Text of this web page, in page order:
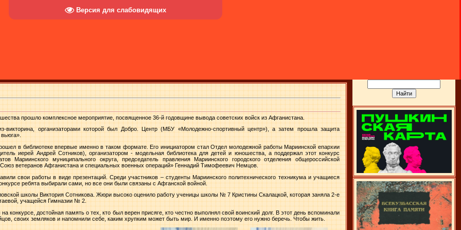
Версия для слабовидящих
прошло комплексное мероприятие, посвященное 36-й годовщине вывода советских войск из Афганистана.
викторина, организаторами которой был Добро. Центр (МБУ «Молодежно-спортивный центр»), а затем прошла защита
в библиотеке впервые именно в таком формате. Его инициатором стал Отдел молодежной работы Мариинской епархии
иерей Андрей Сотников), организатором - модельная библиотека для детей и юношества, а поддержал этот конкурс
Мариинского муниципального округа, председатель правления Мариинского городского отделения общероссийской
ветеранов Афганистана и специальных военных операций» Геннадий Тимофеевич Немцов.
свои работы в виде презентаций. Среди участников – студенты Мариинского политехнического техникума и учащиеся
ребята выбирали сами, но все они были связаны с Афганской войной.
школы Виктория Сотникова. Жюри высоко оценило работу ученицы школы № 7 Кристины Скалацкой, которая заняла 2-е
учащейся Гимназии № 2.
конкурсе, достойная память о тех, кто был верен присяге, кто честно выполнял свой воинский долг. В этот день вспоминали
своих земляков и напомнили себе, каким хрупким может быть мир. И именно поэтому его нужно беречь. Чтобы жить.